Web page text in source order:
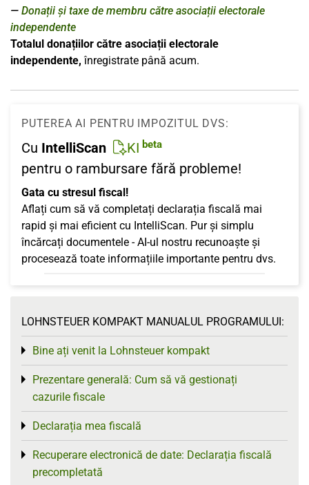
Donații și taxe de membru către asociații electorale
independente
Totalul donațiilor către asociații electorale
independente, înregistrate până acum.
PUTEREA AI PENTRU IMPOZITUL DVS:
Cu IntelliScan KI beta
pentru o rambursare fără probleme!
Gata cu stresul fiscal!
Aflați cum să vă completați declarația fiscală mai
rapid și mai eficient cu IntelliScan. Pur și simplu
încărcați documentele - AI-ul nostru recunoaște și
procesează toate informațiile importante pentru dvs.
LOHNSTEUER KOMPAKT MANUALUL PROGRAMULUI:
Bine ați venit la Lohnsteuer kompakt
Toggle menu
Prezentare generală: Cum să vă gestionați
cazurile fiscale
Toggle menu
Declarația mea fiscală
Toggle menu
Recuperare electronică de date: Declarația fiscală
precompletată
Toggle menu